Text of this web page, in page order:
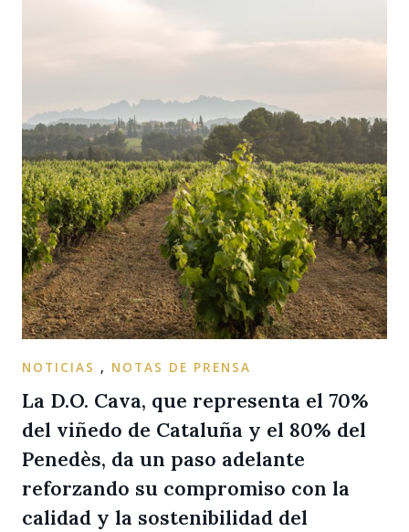
NOTICIAS , NOTAS DE PRENSA
La D.O. Cava, que representa el 70%
del viñedo de Cataluña y el 80% del
Penedès, da un paso adelante
reforzando su compromiso con la
calidad y la sostenibilidad del